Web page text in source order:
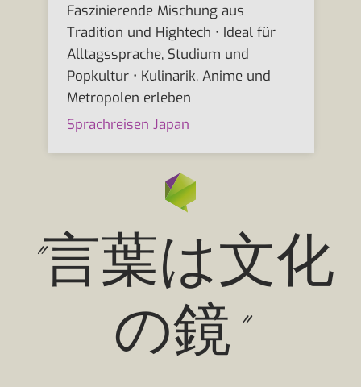
Faszinierende Mischung aus
Tradition und Hightech • Ideal für
Alltagssprache, Studium und
Popkultur • Kulinarik, Anime und
Metropolen erleben
Sprachreisen Japan
"言葉は文化
の鏡"